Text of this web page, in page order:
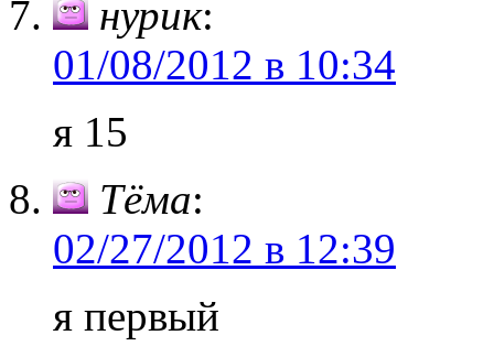
нурик:
01/08/2012 в 10:34
я 15
Тёма:
02/27/2012 в 12:39
я первый